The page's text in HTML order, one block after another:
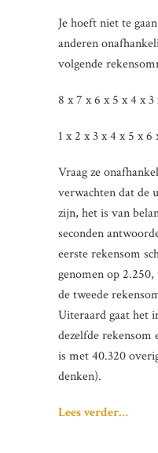
Je hoeft niet te
anderen
volgende
8 x 7 x 6 x 5 x 4 x 3
1 x 2 x 3 x 4 x 5 x 6
Vraag ze
verwachten dat de
zijn, het is van
seconden
eerste rekensom
genomen op
de tweede
Uiteraard gaat het
dezelfde
is met 40.320
denken).
Lees verder…